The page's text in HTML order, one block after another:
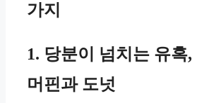
가지
1. 당분이 넘치는 유혹,
머핀과 도넛